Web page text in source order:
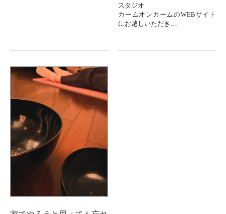
て
スタジオ
カームオンカームのWEBサイト
にお越しいただき
今日は